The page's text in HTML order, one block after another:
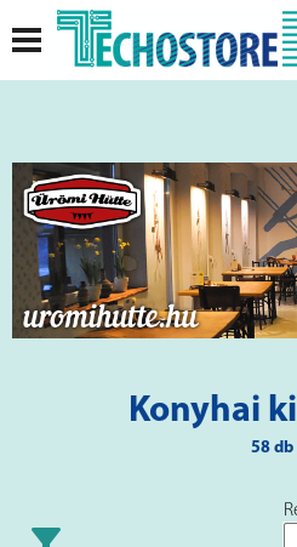
Konyhai
58 db